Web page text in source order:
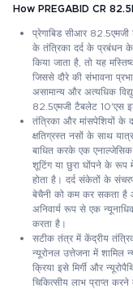
How PREGABID CR
प्रेगाबिड सीआर
के तंत्रिका दर्द के प्रबंधन के
किया जाता है, तो यह
जिससे दौरे की संभावना
असामान्य और अत्यधिक
82.5एमजी टैबलेट 10'एस
तंत्रिका और मांसपेशियों के
क्षतिग्रस्त नसों के साथ
बाधित करके एक
शूटिंग या छुरा घोंपने के रूप में
होता है। दर्द संकेतों के
बेचैनी को कम कर सकता है
अनिवार्य रूप से एक
करता है।
सटीक तंत्र में केंद्रीय
न्यूरोनल उत्तेजना में शामिल
क्रिया इसे मिर्गी और
चिकित्सीय लाभ प्राप्त करने